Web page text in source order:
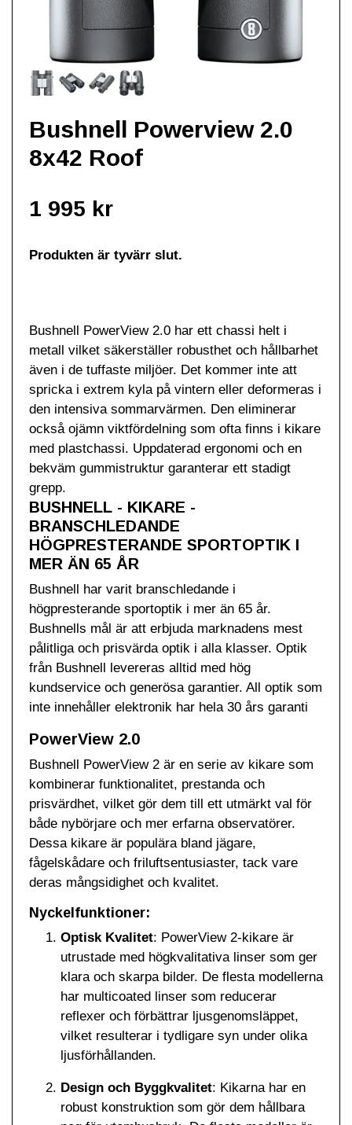
Bushnell Powerview 2.0
8x42 Roof
1 995 kr
Produkten är tyvärr slut.
Bushnell PowerView 2.0 har ett chassi helt i
metall vilket säkerställer robusthet och hållbarhet
även i de tuffaste miljöer. Det kommer inte att
spricka i extrem kyla på vintern eller deformeras i
den intensiva sommarvärmen. Den eliminerar
också ojämn viktfördelning som ofta finns i kikare
med plastchassi. Uppdaterad ergonomi och en
bekväm gummistruktur garanterar ett stadigt
grepp.
BUSHNELL - KIKARE -
BRANSCHLEDANDE
HÖGPRESTERANDE SPORTOPTIK I
MER ÄN 65 ÅR
Bushnell har varit branschledande i
högpresterande sportoptik i mer än 65 år.
Bushnells mål är att erbjuda marknadens mest
pålitliga och prisvärda optik i alla klasser. Optik
från Bushnell levereras alltid med hög
kundservice och generösa garantier. All optik som
inte innehåller elektronik har hela 30 års garanti
PowerView 2.0
Bushnell PowerView 2 är en serie av kikare som
kombinerar funktionalitet, prestanda och
prisvärdhet, vilket gör dem till ett utmärkt val för
både nybörjare och mer erfarna observatörer.
Dessa kikare är populära bland jägare,
fågelskådare och friluftsentusiaster, tack vare
deras mångsidighet och kvalitet.
Nyckelfunktioner:
Optisk Kvalitet: PowerView 2-kikare är
utrustade med högkvalitativa linser som ger
klara och skarpa bilder. De flesta modellerna
har multicoated linser som reducerar
reflexer och förbättrar ljusgenomsläppet,
vilket resulterar i tydligare syn under olika
ljusförhållanden.
Design och Byggkvalitet: Kikarna har en
robust konstruktion som gör dem hållbara